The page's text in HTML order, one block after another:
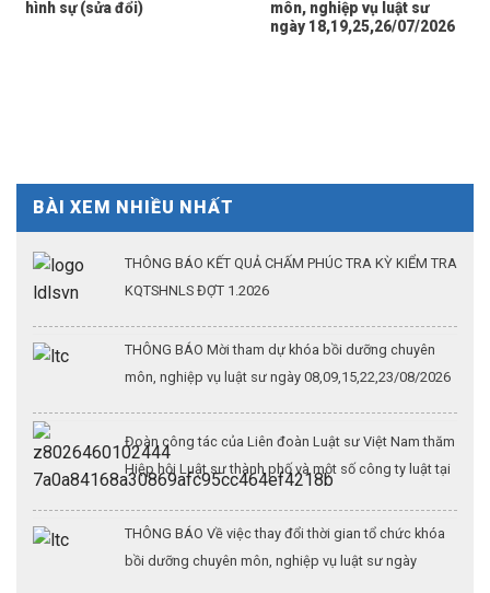
hình sự (sửa đổi)
môn, nghiệp vụ luật sư
ngày 18,19,25,26/07/2026
BÀI XEM NHIỀU NHẤT
THÔNG BÁO KẾT QUẢ CHẤM PHÚC TRA KỲ KIỂM TRA
KQTSHNLS ĐỢT 1.2026
THÔNG BÁO Mời tham dự khóa bồi dưỡng chuyên
môn, nghiệp vụ luật sư ngày 08,09,15,22,23/08/2026
Đoàn công tác của Liên đoàn Luật sư Việt Nam thăm
Hiệp hội Luật sư thành phố và một số công ty luật tại
THÔNG BÁO Về việc thay đổi thời gian tổ chức khóa
bồi dưỡng chuyên môn, nghiệp vụ luật sư ngày